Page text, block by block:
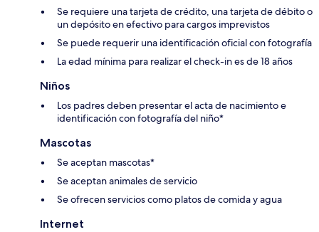
Se requiere una tarjeta de crédito, una tarjeta de débito o
un depósito en efectivo para cargos imprevistos
Se puede requerir una identificación oficial con fotografía
La edad mínima para realizar el check-in es de 18 años
Niños
Los padres deben presentar el acta de nacimiento e
identificación con fotografía del niño*
Mascotas
Se aceptan mascotas*
Se aceptan animales de servicio
Se ofrecen servicios como platos de comida y agua
Internet